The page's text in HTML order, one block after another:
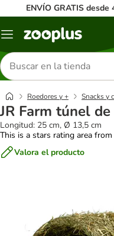
ENVÍO GRATIS
Menú
Buscar
productos
Roedores y + Snacks y
JR Farm túnel
Longitud: 25 cm, Ø 13,5 cm
This is a stars rating area
Valora el producto